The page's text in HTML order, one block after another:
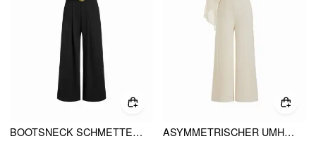
BOOTSNECK SCHMETTERLINGSÄRMEL HIGH RISE WEITES BEIN JUMPSUIT MIT GÜRTEL
ASYMMETRISCHER UMHANGKRAGEN MID-RISE JUMPSUIT MIT FLEDERMAUSÄRMEL UND WEITEM BEIN